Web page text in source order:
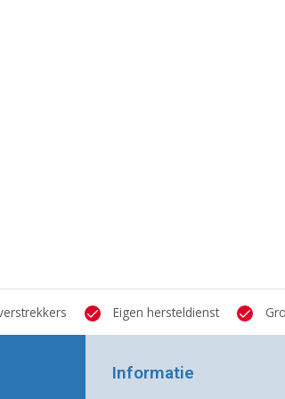
Eigen hersteldienst
Informatie